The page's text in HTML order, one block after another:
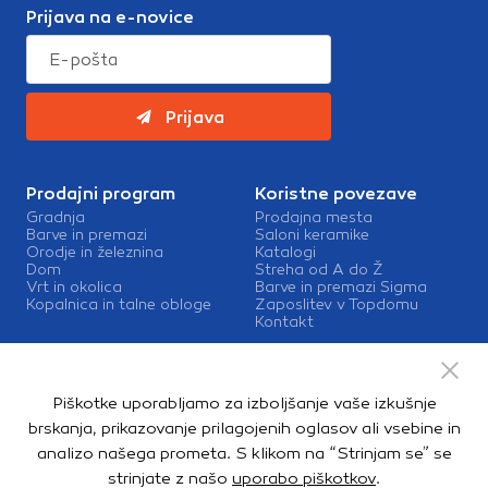
Prijava na e-novice
Prijava
Prodajni program
Gradnja
Barve in premazi
Orodje in železnina
Dom
Vrt in okolica
Kopalnica in talne obloge
Koristne povezave
Prodajna mesta
Saloni keramike
Katalogi
Streha od A do Ž
Barve in premazi Sigma
Zaposlitev v Topdomu
Kontakt
Mešalnice barv
Dostava
Piškotke uporabljamo za izboljšanje vaše izkušnje
brskanja, prikazovanje prilagojenih oglasov ali vsebine in
analizo našega prometa. S klikom na “Strinjam se” se
strinjate z našo uporabo piškotkov.